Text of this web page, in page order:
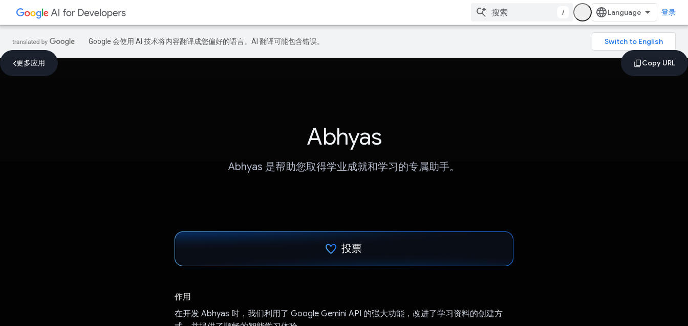
/ 登录
Google 会使用 AI 技术将内容翻译成您偏好的语言。AI 翻译可能包含错误。
更多应用
Abhyas
Abhyas 是帮助您取得学业成就和学习的专属助手。
投票
作用
在开发 Abhyas 时，我们利用了 Google Gemini API 的强大功能，改进了学习资料的创建方